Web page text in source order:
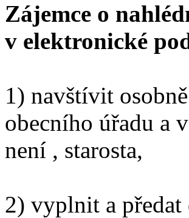
Zájemce o
v elektronické
1) navštívit
obecního úřadu a
není , starosta,
2) vyplnit a